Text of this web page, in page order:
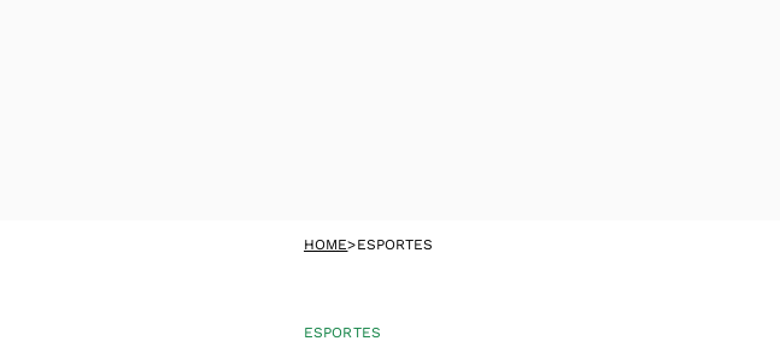
HOME>ESPORTES
ESPORTES